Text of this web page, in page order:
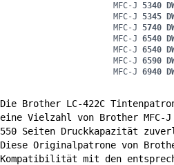
MFC-J 5340
MFC-J 5345
MFC-J 5740
MFC-J 6540
MFC-J 6540
MFC-J 6590
MFC-J 6940
Die Brother LC-422C
eine Vielzahl von Brother
550 Seiten Druckkapazität
Diese Originalpatrone von
Kompatibilität mit den